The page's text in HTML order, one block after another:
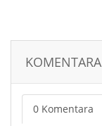
KOMENTARA
0 Komentara